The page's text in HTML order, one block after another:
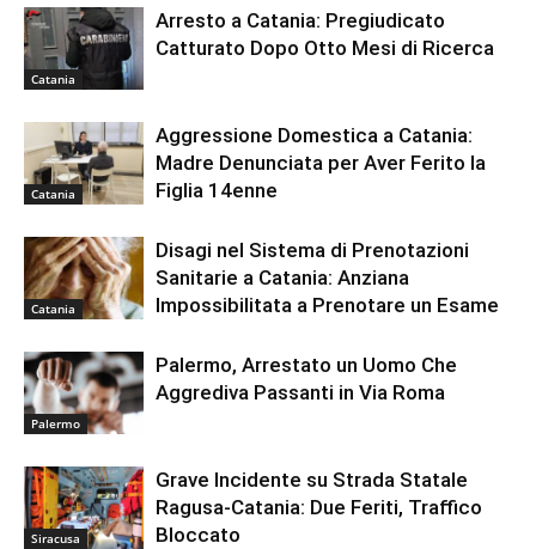
Catania
Arresto a Catania: Pregiudicato
Catturato Dopo Otto Mesi di Ricerca
Catania
Aggressione Domestica a Catania:
Madre Denunciata per Aver Ferito la
Figlia 14enne
Catania
Disagi nel Sistema di Prenotazioni
Sanitarie a Catania: Anziana
Impossibilitata a Prenotare un Esame
Palermo
Palermo, Arrestato un Uomo Che
Aggrediva Passanti in Via Roma
Siracusa
Grave Incidente su Strada Statale
Ragusa-Catania: Due Feriti, Traffico
Bloccato